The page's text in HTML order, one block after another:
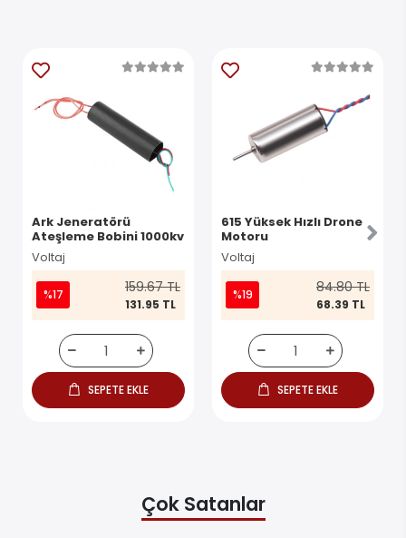
Ark Jeneratörü
Ateşleme Bobini 1000kv
Voltaj
%17 159.67 TL
131.95 TL
SEPETE EKLE
615 Yüksek Hızlı Drone
Motoru
Voltaj
%19 84.80 TL
68.39 TL
SEPETE EKLE
Çok Satanlar